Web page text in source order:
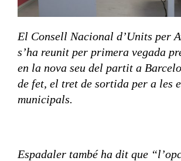
El Consell Nacional d’Units per
s’ha reunit per primera vegada
en la nova seu del partit a
de fet, el tret de sortida per a les
municipals.
Espadaler també ha dit que